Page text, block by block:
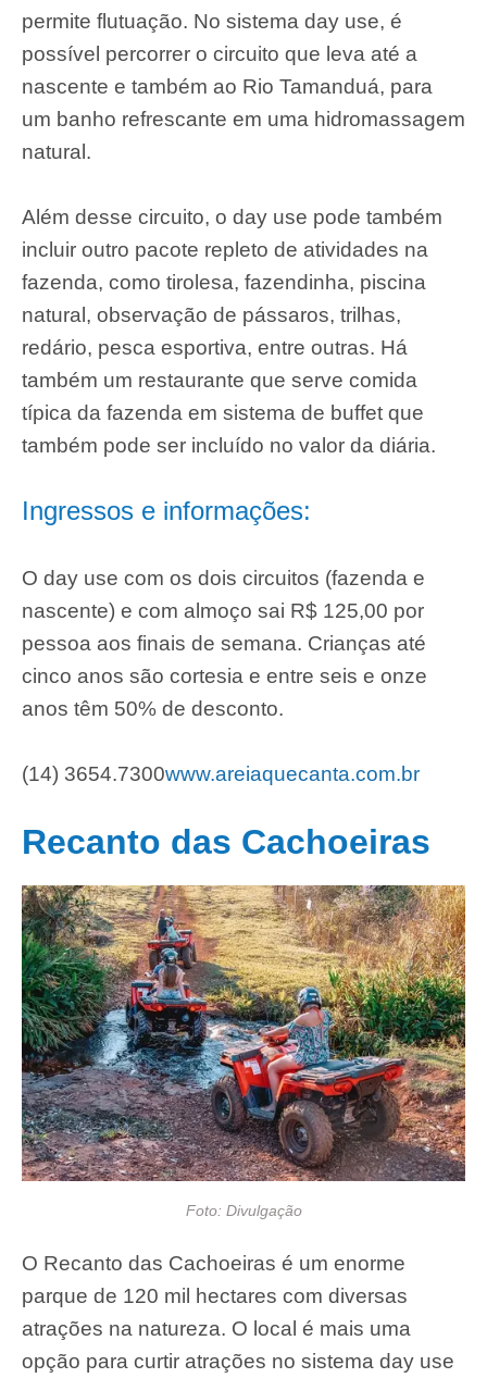
permite flutuação. No sistema day use, é
possível percorrer o circuito que leva até a
nascente e também ao Rio Tamanduá, para
um banho refrescante em uma hidromassagem
natural.
Além desse circuito, o day use pode também
incluir outro pacote repleto de atividades na
fazenda, como tirolesa, fazendinha, piscina
natural, observação de pássaros, trilhas,
redário, pesca esportiva, entre outras. Há
também um restaurante que serve comida
típica da fazenda em sistema de buffet que
também pode ser incluído no valor da diária.
Ingressos e informações:
O day use com os dois circuitos (fazenda e
nascente) e com almoço sai R$ 125,00 por
pessoa aos finais de semana. Crianças até
cinco anos são cortesia e entre seis e onze
anos têm 50% de desconto.
(14) 3654.7300www.areiaquecanta.com.br
Recanto das Cachoeiras
Foto: Divulgação
O Recanto das Cachoeiras é um enorme
parque de 120 mil hectares com diversas
atrações na natureza. O local é mais uma
opção para curtir atrações no sistema day use